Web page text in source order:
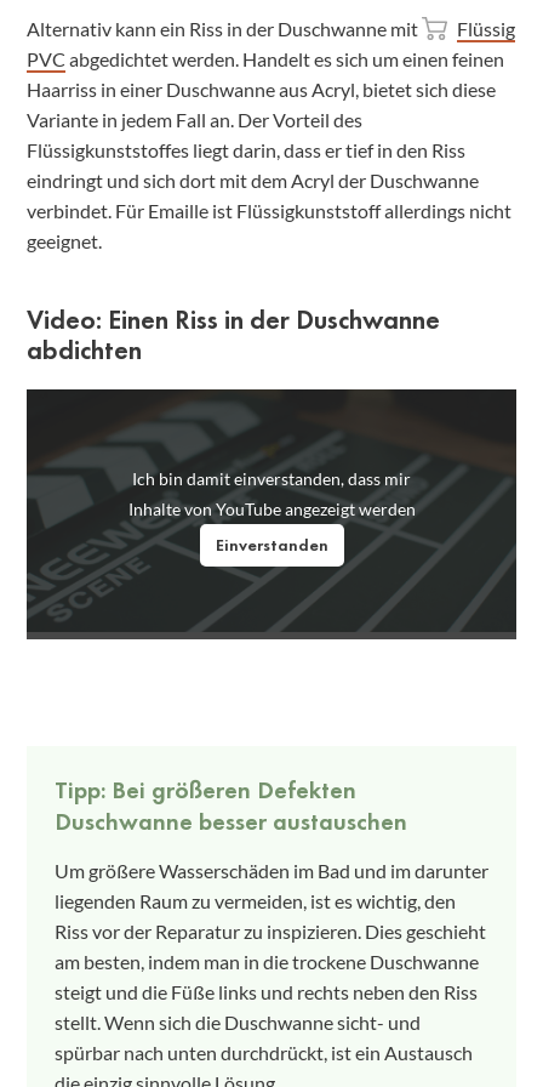
Alternativ kann ein Riss in der Duschwanne mit
Flüssig
PVC abgedichtet werden. Handelt es sich um einen feinen
Haarriss in einer Duschwanne aus Acryl, bietet sich diese
Variante in jedem Fall an. Der Vorteil des
Flüssigkunststoffes liegt darin, dass er tief in den Riss
eindringt und sich dort mit dem Acryl der Duschwanne
verbindet. Für Emaille ist Flüssigkunststoff allerdings nicht
geeignet.
Video: Einen Riss in der Duschwanne
abdichten
Ich bin damit einverstanden, dass mir
Inhalte von YouTube angezeigt werden
Einverstanden
Tipp: Bei größeren Defekten
Duschwanne besser austauschen
Um größere Wasserschäden im Bad und im darunter
liegenden Raum zu vermeiden, ist es wichtig, den
Riss vor der Reparatur zu inspizieren. Dies geschieht
am besten, indem man in die trockene Duschwanne
steigt und die Füße links und rechts neben den Riss
stellt. Wenn sich die Duschwanne sicht- und
spürbar nach unten durchdrückt, ist ein Austausch